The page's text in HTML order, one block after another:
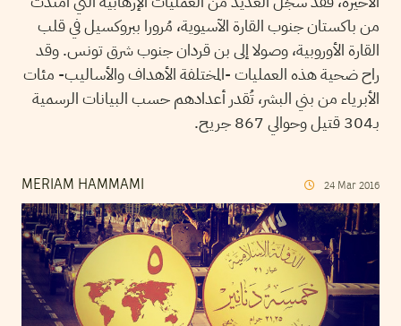
من باكستان جنوب القارة الآسيوية، مُرورا ببروكسيل في قلب
القارة الأوروبية، وصولا إلى بن قردان جنوب شرق تونس. وقد
راح ضحية هذه العمليات -المختلفة الأهداف والأساليب- مئات
الأبرياء من بني البشر، تُقدر أعدادهم حسب البيانات الرسمية
بـ304 قتيل وحوالي 867 جريح.
MERIAM HAMMAMI 24 Mar 2016